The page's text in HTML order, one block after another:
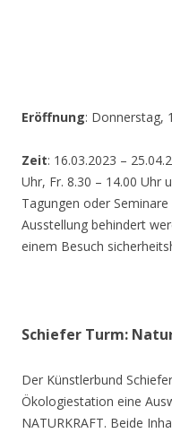
Eröffnung: Donnerstag,
Zeit: 16.03.2023 –
Uhr, Fr. 8.30 – 14.00 Uhr
Tagungen oder
Ausstellung behindert
einem Besuch
Schiefer Turm:
Der Künstlerbund
Ökologiestation eine
NATURKRAFT. Beide